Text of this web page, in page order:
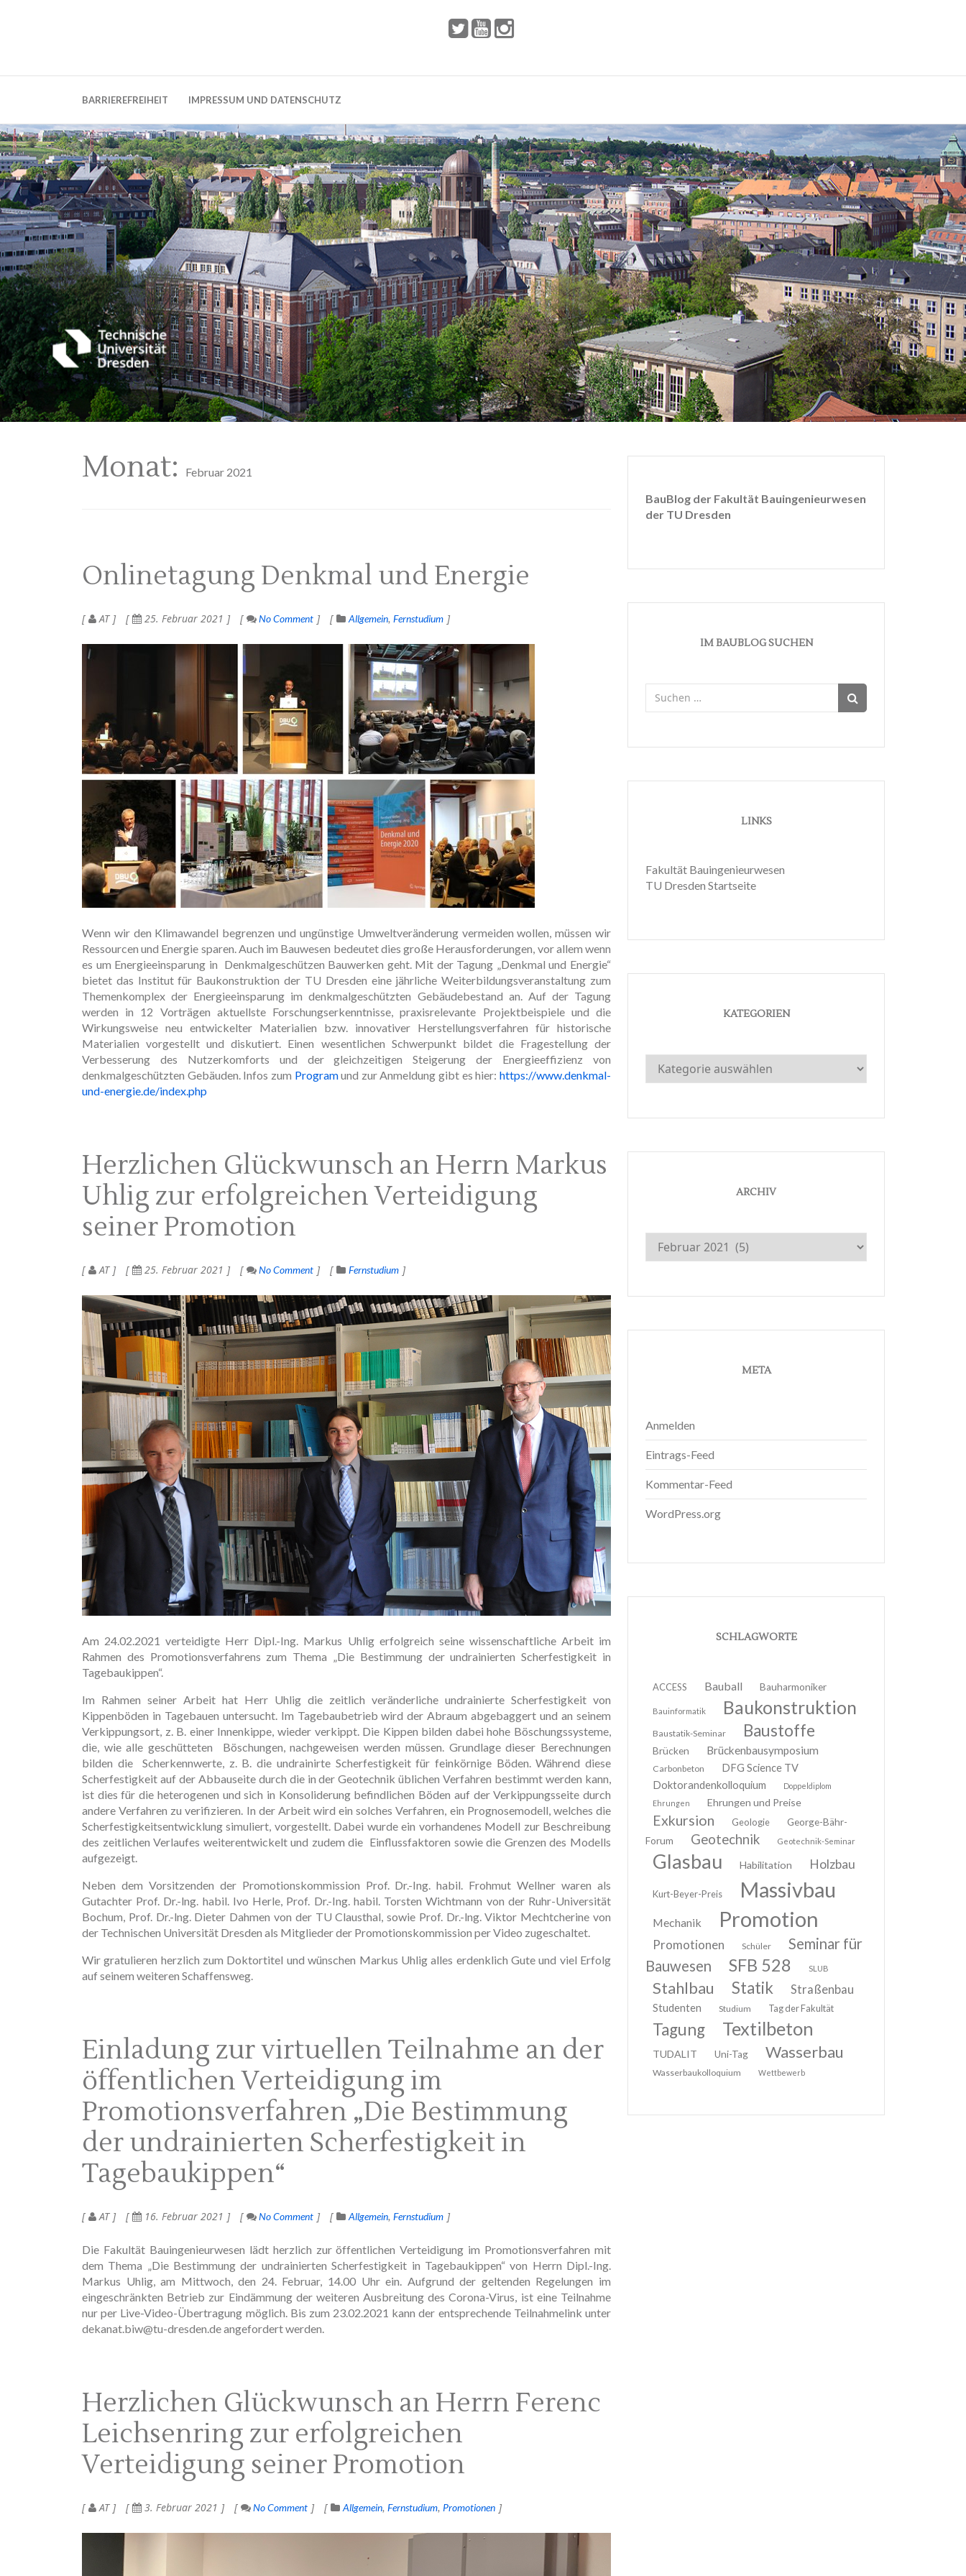
BARRIEREFREIHEIT IMPRESSUM UND DATENSCHUTZ
Monat: Februar 2021
Onlinetagung Denkmal und Energie
AT 25. Februar 2021 No Comment Allgemein Fernstudium
Wenn wir den Klimawandel begrenzen und ungünstige Umweltveränderung vermeiden wollen, müssen wir
Ressourcen und Energie sparen. Auch im Bauwesen bedeutet dies große Herausforderungen, vor allem wenn
es um Energieeinsparung in Denkmalgeschützen Bauwerken geht. Mit der Tagung „Denkmal und Energie“
bietet das Institut für Baukonstruktion der TU Dresden eine jährliche Weiterbildungsveranstaltung zum
Themenkomplex der Energieeinsparung im denkmalgeschützten Gebäudebestand an. Auf der Tagung
werden in 12 Vorträgen aktuellste Forschungserkenntnisse, praxisrelevante Projektbeispiele und die
Wirkungsweise neu entwickelter Materialien bzw. innovativer Herstellungsverfahren für historische
Materialien vorgestellt und diskutiert. Einen wesentlichen Schwerpunkt bildet die Fragestellung der
Verbesserung des Nutzerkomforts und der gleichzeitigen Steigerung der Energieeffizienz von
denkmalgeschützten Gebäuden. Infos zum Programund zur Anmeldung gibt es hier:https://www.denkmal-
und-energie.de/index.php
Herzlichen Glückwunsch an Herrn Markus
Uhlig zur erfolgreichen Verteidigung
seiner Promotion
AT 25. Februar 2021 No Comment Fernstudium
Am 24.02.2021 verteidigte Herr Dipl.-Ing. Markus Uhlig erfolgreich seine wissenschaftliche Arbeit im
Rahmen des Promotionsverfahrens zum Thema „Die Bestimmung der undrainierten Scherfestigkeit in
Tagebaukippen“.
Im Rahmen seiner Arbeit hat Herr Uhlig die zeitlich veränderliche undrainierte Scherfestigkeit von
Kippenböden in Tagebauen untersucht. Im Tagebaubetrieb wird der Abraum abgebaggert und an seinem
Verkippungsort, z. B. einer Innenkippe, wieder verkippt. Die Kippen bilden dabei hohe Böschungssysteme,
die, wie alle geschütteten Böschungen, nachgeweisen werden müssen. Grundlage dieser Berechnungen
bilden die Scherkennwerte, z. B. die undrainirte Scherfestigkeit für feinkörnige Böden. Während diese
Scherfestigkeit auf der Abbauseite durch die in der Geotechnik üblichen Verfahren bestimmt werden kann,
ist dies für die heterogenen und sich in Konsoliderung befindlichen Böden auf der Verkippungsseite durch
andere Verfahren zu verifizieren. In der Arbeit wird ein solches Verfahren, ein Prognosemodell, welches die
Scherfestigkeitsentwicklung simuliert, vorgestellt. Dabei wurde ein vorhandenes Modell zur Beschreibung
des zeitlichen Verlaufes weiterentwickelt und zudem die Einflussfaktoren sowie die Grenzen des Modells
aufgezeigt.
Neben dem Vorsitzenden der Promotionskommission Prof. Dr.-Ing. habil. Frohmut Wellner waren als
Gutachter Prof. Dr.-lng. habil. Ivo Herle, Prof. Dr.-Ing. habil. Torsten Wichtmann von der Ruhr-Universität
Bochum, Prof. Dr.-lng. Dieter Dahmen von der TU Clausthal, sowie Prof. Dr.-lng. Viktor Mechtcherine von
der Technischen Universität Dresden als Mitglieder der Promotionskommission per Video zugeschaltet.
Wir gratulieren herzlich zum Doktortitel und wünschen Markus Uhlig alles erdenklich Gute und viel Erfolg
auf seinem weiteren Schaffensweg.
Einladung zur virtuellen Teilnahme an der
öffentlichen Verteidigung im
Promotionsverfahren „Die Bestimmung
der undrainierten Scherfestigkeit in
Tagebaukippen“
AT 16. Februar 2021 No Comment Allgemein Fernstudium
Die Fakultät Bauingenieurwesen lädt herzlich zur öffentlichen Verteidigung im Promotionsverfahren mit
dem Thema „Die Bestimmung der undrainierten Scherfestigkeit in Tagebaukippen“ von Herrn Dipl.-Ing.
Markus Uhlig, am Mittwoch, den 24. Februar, 14.00 Uhr ein. Aufgrund der geltenden Regelungen im
eingeschränkten Betrieb zur Eindämmung der weiteren Ausbreitung des Corona-Virus, ist eine Teilnahme
nur per Live-Video-Übertragung möglich. Bis zum 23.02.2021 kann der entsprechende Teilnahmelink unter
dekanat.biw@tu-dresden.de angefordert werden.
Herzlichen Glückwunsch an Herrn Ferenc
Leichsenring zur erfolgreichen
Verteidigung seiner Promotion
AT 3. Februar 2021 No Comment Allgemein Fernstudium Promotionen
BauBlog der Fakultät Bauingenieurwesen
der TU Dresden
IM BAUBLOG SUCHEN
nach:
LINKS
Fakultät Bauingenieurwesen
TU Dresden Startseite
KATEGORIEN
Kategorien
ARCHIV
Archiv
META
Anmelden
Eintrags-Feed
Kommentar-Feed
WordPress.org
SCHLAGWORTE
ACCESS Bauball Bauharmoniker
Bauinformatik Baukonstruktion
Baustatik-Seminar Baustoffe
Brücken Brückenbausymposium
Carbonbeton
DFG Science TV
Doktorandenkolloquium
Doppeldiplom
Ehrungen
Ehrungen und Preise
Exkursion Geologie
George-Bähr-
Forum
Geotechnik Geotechnik-Seminar
Glasbau Habilitation Holzbau
Kurt-Beyer-Preis Massivbau
Mechanik Promotion
Promotionen Schüler
Seminar für
Bauwesen
SFB 528 SLUB
Stahlbau Statik Straßenbau
Studenten Studium Tag der Fakultät
Tagung Textilbeton
TUDALIT Uni-Tag Wasserbau
Wasserbaukolloquium Wettbewerb